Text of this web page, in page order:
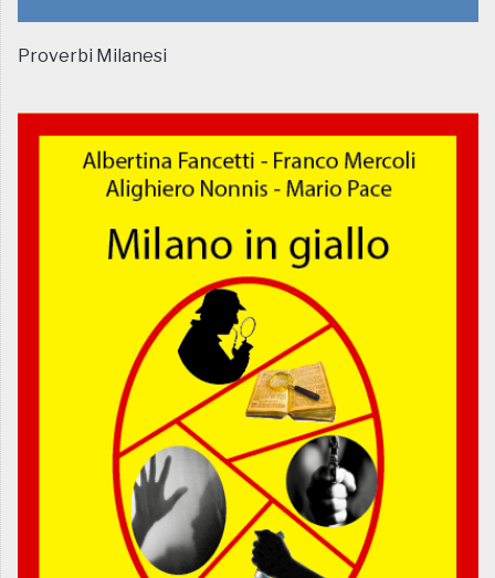
Proverbi Milanesi